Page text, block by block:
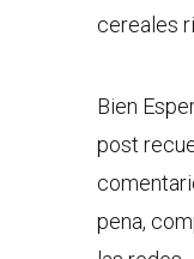
cereales
Bien
post
pena,